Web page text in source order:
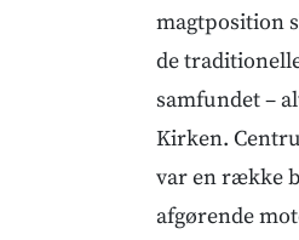
magtposition
de
samfundet –
Kirken.
var en række
afgørende